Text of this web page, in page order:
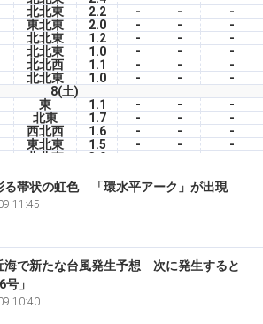
北北東 2.2 - -
-
東北東 2.0 - -
-
北北東 1.2 - -
-
北北東 1.0 - -
-
北北西 1.1 - -
-
北北東 1.0 - -
-
8(土)
東 1.1 - -
-
北東 1.7 - -
-
西北西 1.6 - -
-
東北東 1.5 - -
-
北北東 3.0
北西 1.6 -
北 -
る帯状の虹色 「環水平アーク」が出現
11:45
海で新たな台風発生予想 次に発生すると
号」
10:40